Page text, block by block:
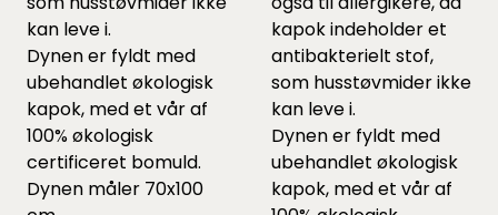
kan leve i.
Dynen er fyldt med
ubehandlet økologisk
kapok, med et vår af
100% økologisk
certificeret bomuld.
Dynen måler 70x100
kapok indeholder et
antibakterielt stof,
som husstøvmider ikke
kan leve i.
Dynen er fyldt med
ubehandlet økologisk
kapok, med et vår af